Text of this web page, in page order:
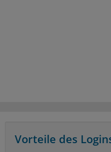
Vorteile des